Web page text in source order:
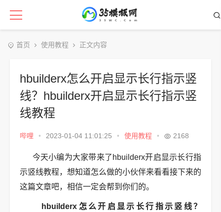
首页 使用教程 正文内容
hbuilderx怎么开启显示长行指示竖
线？hbuilderx开启显示长行指示竖
线教程
哔哩 • 2023-01-04 11:01:25 • 使用教程 • 2168
今天小编为大家带来了hbuilderx开启显示长行指
示竖线教程，想知道怎么做的小伙伴来看看接下来的
这篇文章吧，相信一定会帮到你们的。
hbuilderx怎么开启显示长行指示竖线？